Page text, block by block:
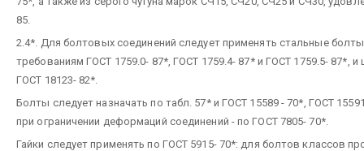
85.
2.4*. Для болтовых соединений следует применять стальные
требованиям ГОСТ 1759.0- 87*, ГОСТ 1759.4- 87* и ГОСТ 1759.5-
ГОСТ 18123- 82*.
Болты следует назначать по табл. 57* и ГОСТ 15589 - 70*, ГОСТ
при ограничении деформаций соединений - по ГОСТ 7805- 70*.
Гайки следует применять по ГОСТ 5915- 70*: для болтов классов